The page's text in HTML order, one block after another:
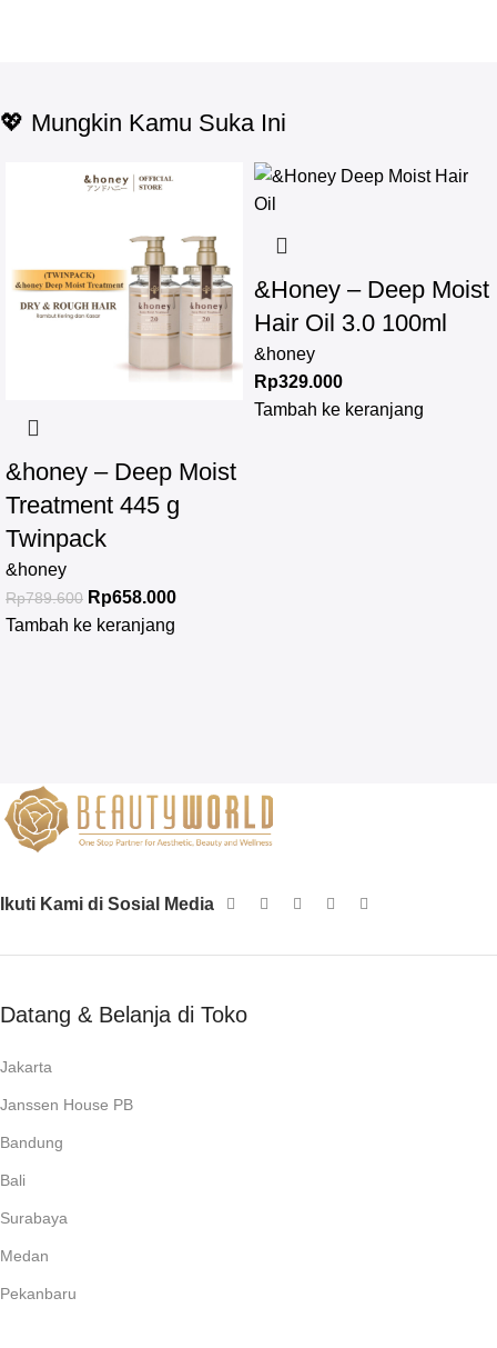
💖 Mungkin Kamu Suka Ini
&honey – Deep Moist
Treatment 445 g
Twinpack
&honey
Rp789.600 Rp658.000
Tambah ke keranjang
&Honey – Deep Moist
Hair Oil 3.0 100ml
&honey
Rp329.000
Tambah ke keranjang
Ikuti Kami di Sosial Media
Datang & Belanja di Toko
Jakarta
Janssen House PB
Bandung
Bali
Surabaya
Medan
Pekanbaru